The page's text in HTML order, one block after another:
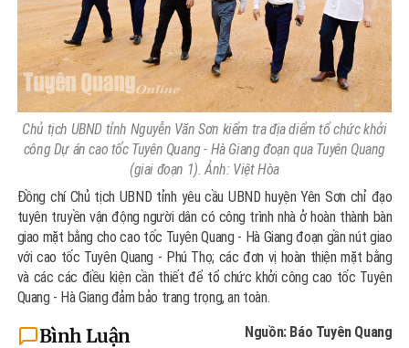
Chủ tịch UBND tỉnh Nguyễn Văn Sơn kiểm tra địa diểm tổ chức khởi
công Dự án cao tốc Tuyên Quang - Hà Giang đoạn qua Tuyên Quang
(giai đoạn 1). Ảnh: Việt Hòa
Đồng chí Chủ tịch UBND tỉnh yêu cầu UBND huyện Yên Sơn chỉ đạo
tuyên truyền vận động người dân có công trình nhà ở hoàn thành bàn
giao mặt bằng cho cao tốc Tuyên Quang - Hà Giang đoạn gần nút giao
với cao tốc Tuyên Quang - Phú Thọ; các đơn vị hoàn thiện mặt bằng
và các các điều kiện cần thiết để tổ chức khởi công cao tốc Tuyên
Quang - Hà Giang đảm bảo trang trọng, an toàn.
Nguồn: Báo Tuyên Quang
Bình Luận